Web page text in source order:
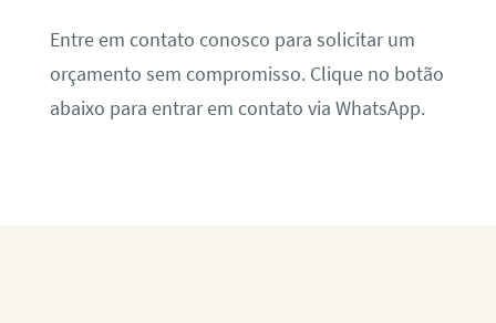
Entre em contato conosco para solicitar um
orçamento sem compromisso. Clique no botão
abaixo para entrar em contato via WhatsApp.